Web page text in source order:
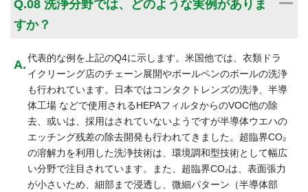
A
Q.08 洗浄分野では、どのような実例がありま
すか？
代表的な例を上記のQ4に示します。米国他では、衣類ドラ
イクリーング店のチェーン展開やボールペンのボールの洗浄
も行われています。日本ではコンタクトレンズの洗浄、半導
体工場 などで使用されるHEPAフィルタからのVOC他の除
去、或いは、採用はされていないようですが半導体ウエハの
エッチング残差の除去開発も行われてきました。 超臨界CO₂
の溶解力を利用した洗浄技術は、環境調和型技術として幅広
い分野で注目されています。また、超臨界CO₂は、表面張力
が小さいため、細部まで浸透し、微細パターン（半導体部